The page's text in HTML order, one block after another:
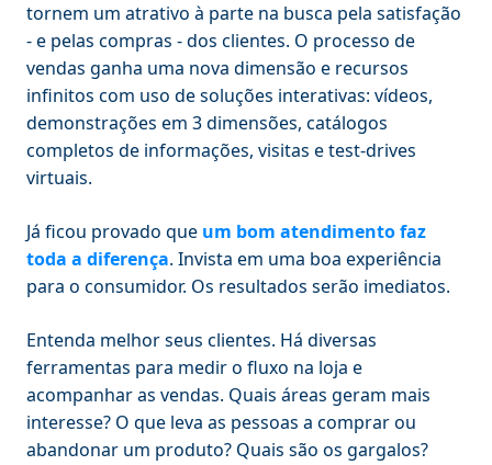
tornem um atrativo à parte na busca pela satisfação
- e pelas compras - dos clientes. O processo de
vendas ganha uma nova dimensão e recursos
infinitos com uso de soluções interativas: vídeos,
demonstrações em 3 dimensões, catálogos
completos de informações, visitas e test-drives
virtuais.
Já ficou provado que um bom atendimento faz
toda a diferença. Invista em uma boa experiência
para o consumidor. Os resultados serão imediatos.
Entenda melhor seus clientes. Há diversas
ferramentas para medir o fluxo na loja e
acompanhar as vendas. Quais áreas geram mais
interesse? O que leva as pessoas a comprar ou
abandonar um produto? Quais são os gargalos?